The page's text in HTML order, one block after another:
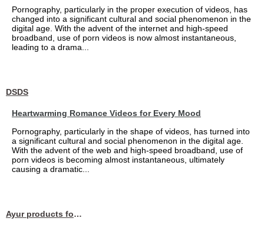
Pornography, particularly in the proper execution of videos, has
changed into a significant cultural and social phenomenon in the
digital age. With the advent of the internet and high-speed
broadband, use of porn videos is now almost instantaneous,
leading to a drama...
DSDS
Heartwarming Romance Videos for Every Mood
Pornography, particularly in the shape of videos, has turned into
a significant cultural and social phenomenon in the digital age.
With the advent of the web and high-speed broadband, use of
porn videos is becoming almost instantaneous, ultimately
causing a dramatic...
Ayur products for hair